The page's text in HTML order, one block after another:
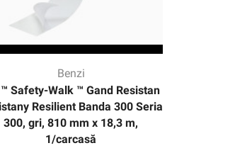
Benzi
Safety-Walk ™ Gand Resistan
Resilient Banda 300 Seria
300, gri, 810 mm x 18,3 m,
1/carcasă